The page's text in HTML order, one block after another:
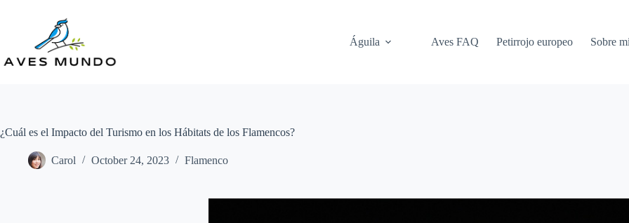
Águila
Aves FAQ Petirrojo europeo Sobre
¿Cuál es el Impacto del Turismo en los Hábitats de los Flamencos?
Carol October 24, 2023 Flamenco